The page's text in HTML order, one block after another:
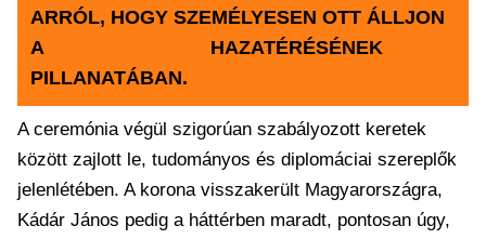
ARRÓL, HOGY SZEMÉLYESEN OTT ÁLLJON
A
HAZATÉRÉSÉNEK
PILLANATÁBAN.
A ceremónia végül szigorúan szabályozott keretek
között zajlott le, tudományos és diplomáciai szereplők
jelenlétében. A korona visszakerült Magyarországra,
Kádár János pedig a háttérben maradt, pontosan úgy,